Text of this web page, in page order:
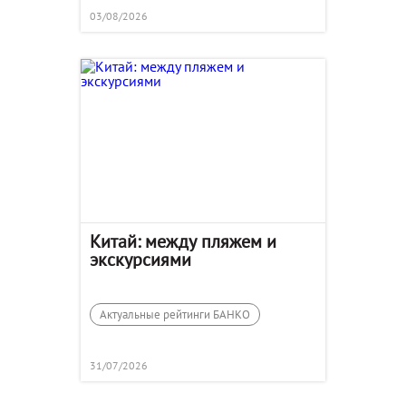
03/08/2026
Китай: между пляжем и
экскурсиями
Актуальные рейтинги БАНКО
31/07/2026